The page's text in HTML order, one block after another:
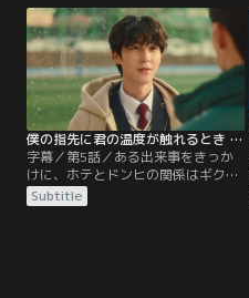
いホテは、ドンヒの帰りが遅いこと
を心配する。
僕の指先に君の温度が触れるとき 第05話／字幕
字幕／第5話／ある出来事をきっか
けに、ホテとドンヒの関係はギクシ
ャクし始める。関係を修復しようと
必死になるホテ。しかし、自分さえ
Subtitle